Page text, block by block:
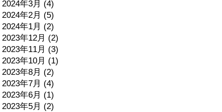
2024年3月 (4)
2024年2月 (5)
2024年1月 (2)
2023年12月 (2)
2023年11月 (3)
2023年10月 (1)
2023年8月 (2)
2023年7月 (4)
2023年6月 (1)
2023年5月 (2)